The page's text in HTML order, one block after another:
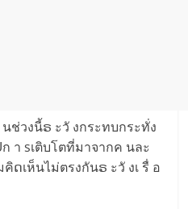
ช่วงนี้ຣ ะวั งกระทบกระทั่ง
า sเติบโตที่มาจากค นละ
ດเห็นไม่ตรงกันຣ ะวั งเ รื่ อ